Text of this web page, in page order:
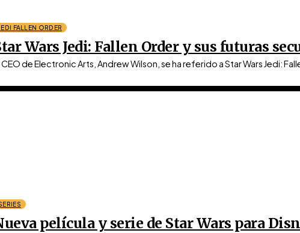
FALLEN ORDER
Wars Jedi: Fallen Order y sus futuras
CEO de Electronic Arts, Andrew Wilson, se ha referido a Star Wars Jedi:
película y serie de Star Wars para